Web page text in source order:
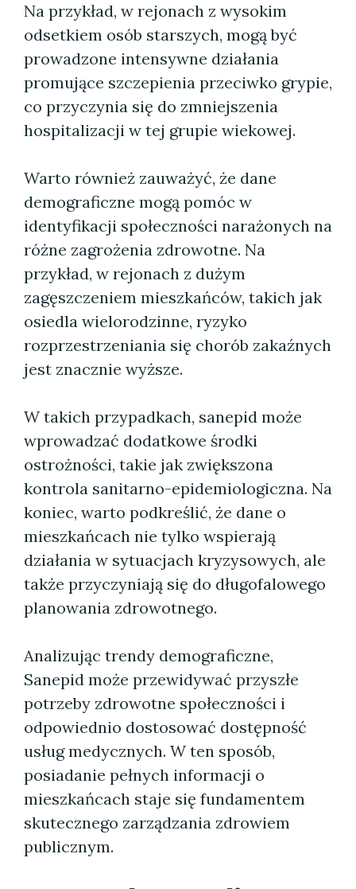
Na przykład, w rejonach z wysokim
odsetkiem osób starszych, mogą być
prowadzone intensywne działania
promujące szczepienia przeciwko grypie,
co przyczynia się do zmniejszenia
hospitalizacji w tej grupie wiekowej.
Warto również zauważyć, że dane
demograficzne mogą pomóc w
identyfikacji społeczności narażonych na
różne zagrożenia zdrowotne. Na
przykład, w rejonach z dużym
zagęszczeniem mieszkańców, takich jak
osiedla wielorodzinne, ryzyko
rozprzestrzeniania się chorób zakaźnych
jest znacznie wyższe.
W takich przypadkach, sanepid może
wprowadzać dodatkowe środki
ostrożności, takie jak zwiększona
kontrola sanitarno-epidemiologiczna. Na
koniec, warto podkreślić, że dane o
mieszkańcach nie tylko wspierają
działania w sytuacjach kryzysowych, ale
także przyczyniają się do długofalowego
planowania zdrowotnego.
Analizując trendy demograficzne,
Sanepid może przewidywać przyszłe
potrzeby zdrowotne społeczności i
odpowiednio dostosować dostępność
usług medycznych. W ten sposób,
posiadanie pełnych informacji o
mieszkańcach staje się fundamentem
skutecznego zarządzania zdrowiem
publicznym.